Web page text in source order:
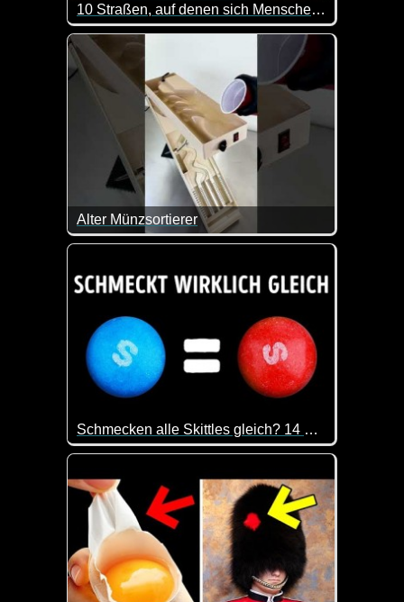
10 Straßen, auf denen sich Menschen in Luft auflösen
Okay, diese Straßen werde ich lieber nicht
Alter Münzsortierer
Das Teil ist doch klasse!
Schmecken alle Skittles gleich? 14 Mythen und Fakten über Süßigkeiten
Es ist doch immer wieder spannend, was man so